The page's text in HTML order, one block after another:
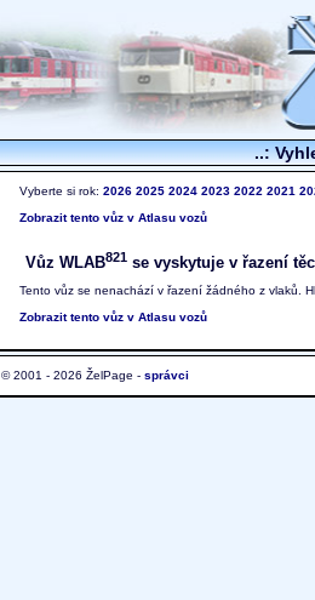
..:
Vyberte si rok: 2026 2025 2024 2023 2022 2021
Zobrazit tento vůz v Atlasu vozů
Vůz WLAB821 se vyskytuje v řazení
Tento vůz se nenachází v řazení žádného z vlaků.
Zobrazit tento vůz v Atlasu vozů
© 2001 - 2026 ŽelPage - správci